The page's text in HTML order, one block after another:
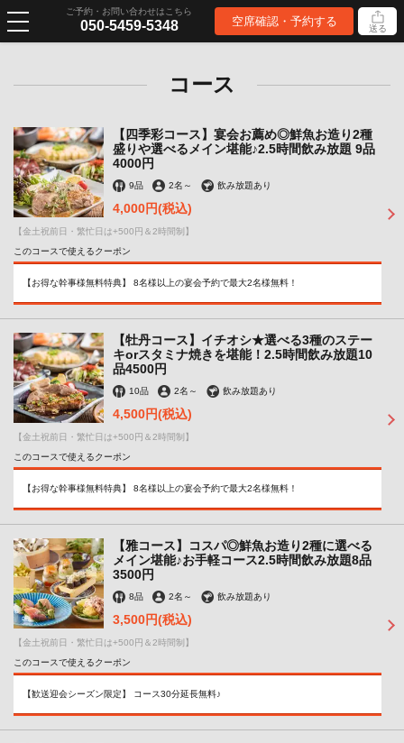
ご予約・お問い合わせはこちら
050-5459-5348 空席確認・予約する 送る
コース
【四季彩コース】宴会お薦め◎鮮魚お造り2種
盛りや選べるメイン堪能♪2.5時間飲み放題 9品
4000円
9品 2名 ～ 飲み放題あり
4,000円(税込)
【金土祝前日・繁忙日は+500円＆2時間制】
このコースで使えるクーポン
【お得な幹事様無料特典】 8名様以上の宴会予約で最大2名様無料！
【牡丹コース】イチオシ★選べる3種のステー
キorスタミナ焼きを堪能！2.5時間飲み放題10
品4500円
10品 2名 ～ 飲み放題あり
4,500円(税込)
【金土祝前日・繁忙日は+500円＆2時間制】
このコースで使えるクーポン
【お得な幹事様無料特典】 8名様以上の宴会予約で最大2名様無料！
【雅コース】コスパ◎鮮魚お造り2種に選べる
メイン堪能♪お手軽コース2.5時間飲み放題8品
3500円
8品 2名 ～ 飲み放題あり
3,500円(税込)
【金土祝前日・繁忙日は+500円＆2時間制】
このコースで使えるクーポン
【歓送迎会シーズン限定】 コース30分延長無料♪